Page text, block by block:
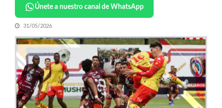
Únete a nuestro canal de WhatsApp
31/05/2026